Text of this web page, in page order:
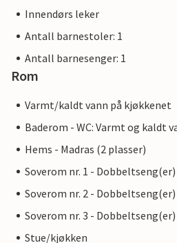
Innendørs leker
Antall barnestoler: 1
Antall barnesenger: 1
Rom
Varmt/kaldt vann på kjøkkenet
Baderom - WC: Varmt og kaldt
Hems - Madras (2 plasser)
Soverom nr. 1 -
Soverom nr. 2 -
Soverom nr. 3 -
Stue/kjøkken